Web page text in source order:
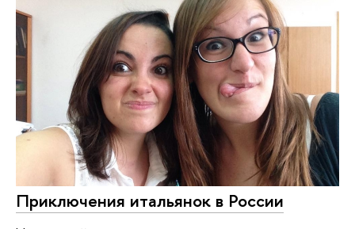
Приключения итальянок в России